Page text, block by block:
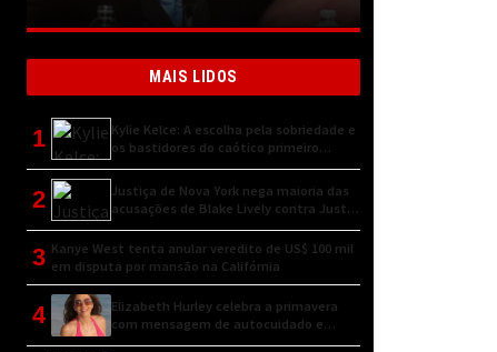
MAIS LIDOS
1
Kylie Kelce: A escolha pela sobriedade e
os bastidores do caótico primeiro
encontro
2
Justiça de Nova York nega maioria das
acusações de Blake Lively contra Justin
Baldoni
3 Kanye West tenta anular veredito de US$ 100 mil
em disputa por mansão na Califórnia
4
Elizabeth Hurley celebra a primavera
com mensagem de autocuidado e
conexão natural